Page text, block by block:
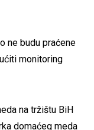
ne budu praćene
monitoring
na tržištu BiH
domaćeg meda